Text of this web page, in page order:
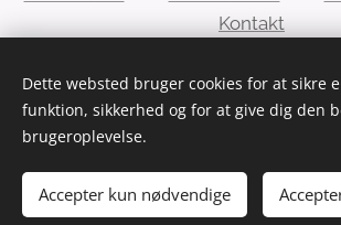
Kontakt
Conja´s 2hand genbrug -
Cookies
Dette websted bruger cookies for at sikre
funktion, sikkerhed og for at give dig den
brugeroplevelse.
Accepter kun nødvendige